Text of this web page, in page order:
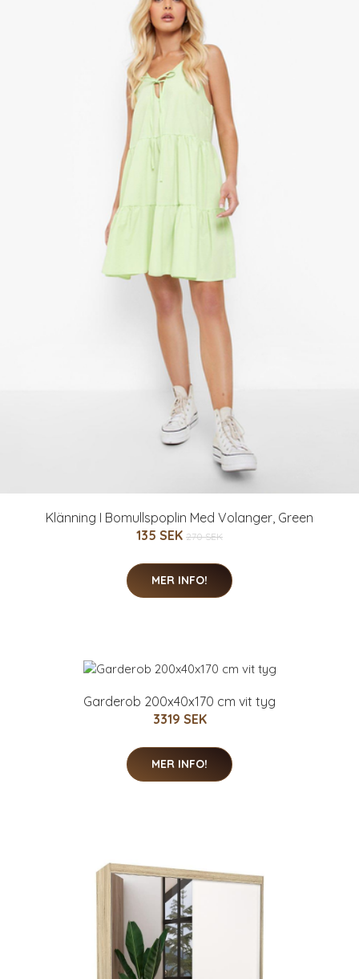
Klänning I Bomullspoplin Med Volanger, Green
135 SEK 270 SEK
MER INFO!
Garderob 200x40x170 cm vit tyg
3319 SEK
MER INFO!